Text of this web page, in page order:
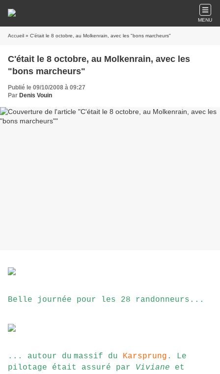
MENU
Accueil » C'était le 8 octobre, au Molkenrain, avec les "bons marcheurs"
C'était le 8 octobre, au Molkenrain, avec les
"bons marcheurs"
Publié le 09/10/2008 à 09:27
Par Denis Vouin
Belle journée pour les 28 randonneurs...
... autour du massif du Karsprung . Le
pilotage était assuré par Viviane et